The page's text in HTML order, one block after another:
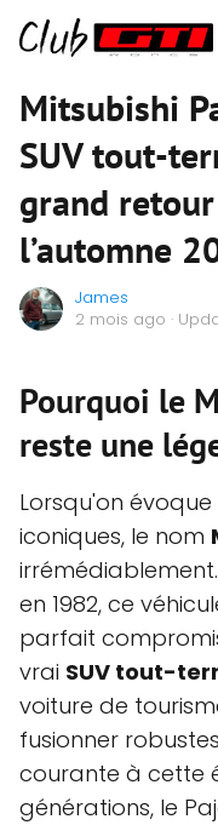
Mitsubishi
SUV tout-
grand
l’automne
James
2 mois ago ·
Pourquoi le
reste une
Lorsqu'on
iconiques, le nom
en 1982, ce
parfait
vrai SUV tout-
voiture de
fusionner
courante à cette
générations, le